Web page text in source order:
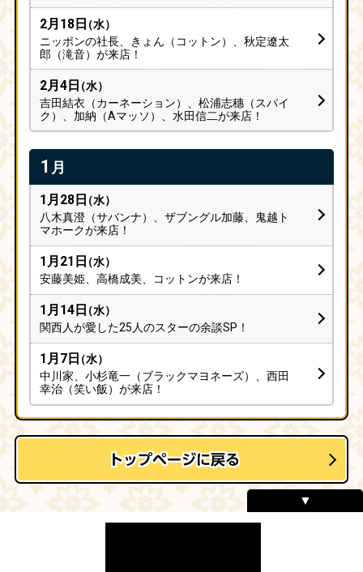
2月18日（水）
ニッポンの社長、きょん（コットン）、秋定遼太
郎（滝音）が来店！
2月4日（水）
吉田結衣（カーネーション）、松浦志穗（スパイ
ク）、加納（Aマッソ）、 水田信二が来店！
1 月
1月28日（水）
八木真澄（サバンナ）、ザブングル加藤、鬼越ト
マホークが来店！
1月21日（水）
安藤美姫、高橋成美、コットンが来店！
1月14日（水）
関西人が愛した25人のスターの余談SP！
1月7日（水）
中川家、小杉竜一（ブラックマヨネーズ）、西田
幸治（笑い飯）が来店！
トップページに戻る